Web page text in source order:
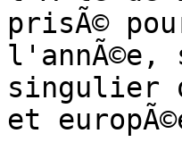
prisÃ©
l'annÃ©e,
singulier
et